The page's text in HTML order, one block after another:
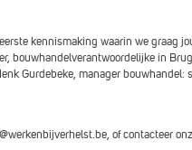
kennismaking waarin we graag
bouwhandelverantwoordelijke in
Gurdebeke, manager
of contacteer